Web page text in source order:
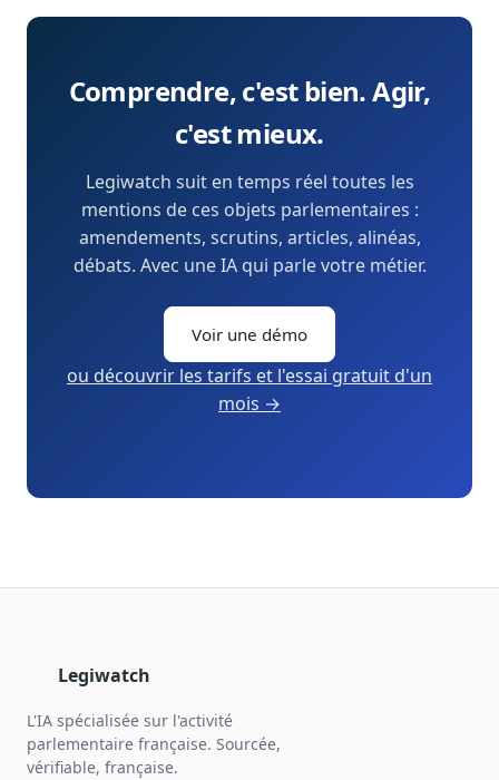
Comprendre, c'est bien. Agir,
c'est mieux.
Legiwatch suit en temps réel toutes les
mentions de ces objets parlementaires :
amendements, scrutins, articles, alinéas,
débats. Avec une IA qui parle votre métier.
Voir une démo
ou découvrir les tarifs et l'essai gratuit d'un
mois →
Legiwatch
L'IA spécialisée sur l'activité
parlementaire française. Sourcée,
vérifiable, française.